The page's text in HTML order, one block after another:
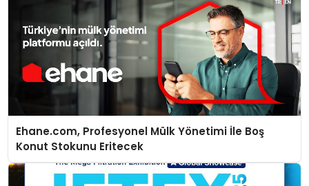
Ehane.com, Profesyonel Mülk Yönetimi İle Boş
Konut Stokunu Eritecek